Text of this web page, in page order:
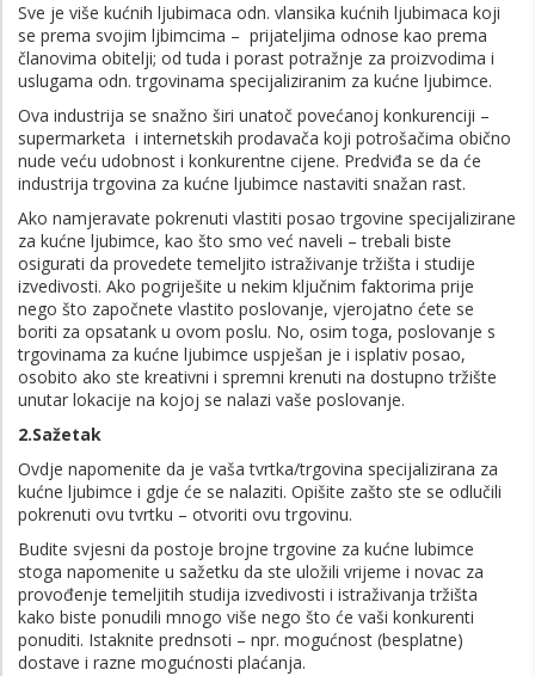
Sve je više kućnih ljubimaca odn. vlansika kućnih ljubimaca koji
se prema svojim ljbimcima – prijateljima odnose kao prema
članovima obitelji; od tuda i porast potražnje za proizvodima i
uslugama odn. trgovinama specijaliziranim za kućne ljubimce.
Ova industrija se snažno širi unatoč povećanoj konkurenciji –
supermarketa i internetskih prodavača koji potrošačima obično
nude veću udobnost i konkurentne cijene. Predviđa se da će
industrija trgovina za kućne ljubimce nastaviti snažan rast.
Ako namjeravate pokrenuti vlastiti posao trgovine specijalizirane
za kućne ljubimce, kao što smo već naveli – trebali biste
osigurati da provedete temeljito istraživanje tržišta i studije
izvedivosti. Ako pogriješite u nekim ključnim faktorima prije
nego što započnete vlastito poslovanje, vjerojatno ćete se
boriti za opsatank u ovom poslu. No, osim toga, poslovanje s
trgovinama za kućne ljubimce uspješan je i isplativ posao,
osobito ako ste kreativni i spremni krenuti na dostupno tržište
unutar lokacije na kojoj se nalazi vaše poslovanje.
2.Sažetak
Ovdje napomenite da je vaša tvrtka/trgovina specijalizirana za
kućne ljubimce i gdje će se nalaziti. Opišite zašto ste se odlučili
pokrenuti ovu tvrtku – otvoriti ovu trgovinu.
Budite svjesni da postoje brojne trgovine za kućne lubimce
stoga napomenite u sažetku da ste uložili vrijeme i novac za
provođenje temeljitih studija izvedivosti i istraživanja tržišta
kako biste ponudili mnogo više nego što će vaši konkurenti
ponuditi. Istaknite prednsoti – npr. mogućnost (besplatne)
dostave i razne mogućnosti plaćanja.